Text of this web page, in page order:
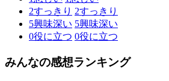
2すっきり 2すっきり
5興味深い 5興味深い
0役に立つ 0役に立つ
みんなの感想ランキング